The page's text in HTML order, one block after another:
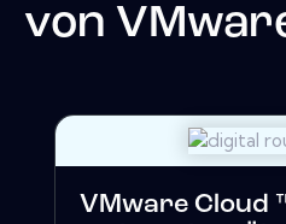
von
VMware Cloud